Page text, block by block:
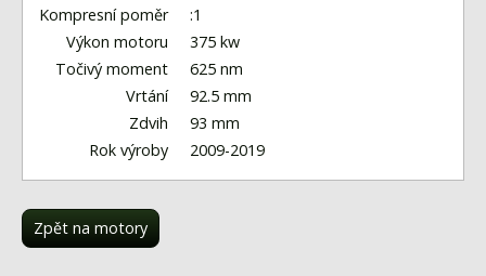
Kontakt
Kompresní poměr
:1
Výkon motoru
375 kw
Točivý moment
625 nm
Vrtání
92.5 mm
Zdvih
93 mm
Rok výroby
2009-2019
Zpět na motory